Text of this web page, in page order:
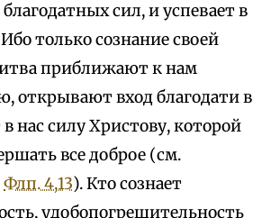
сил, и успевает в
только сознание своей
приближают к нам
открывают вход благодати в
нас силу Христову, которой
все доброе (см.
Флп. 4,13). Кто сознает
удобопогрешительность